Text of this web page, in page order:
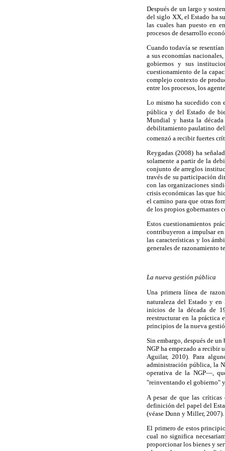
Después de un largo y
del siglo XX, el Estado ha
las cuales han puesto en
procesos de desarrollo
Cuando todavía se
a sus economías
gobiernos y sus
cuestionamiento de la
complejo contexto de
entre los procesos, los
Lo mismo ha sucedido con
pública y del Estado de
Mundial y hasta la
debilitamiento paulatino del
comenzó a recibir fuertes
Reygadas (2008) ha
solamente a partir de la
conjunto de arreglos
través de su participación
con las organizaciones
crisis económicas las que
el camino para que otras
de los propios gobernantes
Estos cuestionamientos
contribuyeron a impulsar
las características y los
generales de razonamiento
La nueva gestión pública
Una primera línea de
naturaleza del Estado y
inicios de la década de
reestructurar en la práctica
principios de la nueva
Sin embargo, después de
NGP ha empezado a recibir
Aguilar, 2010). Para
administración pública, la
operativa de la NGP—,
"reinventando el gobierno"
A pesar de que las
definición del papel del
(véase Dunn y Miller, 2007).
El primero de estos
cual no significa
proporcionar los bienes y